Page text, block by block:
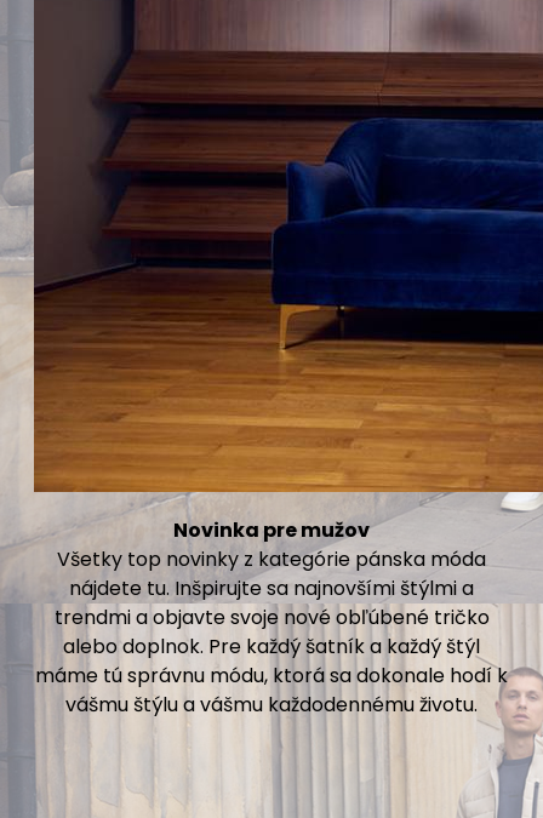
Novinka pre mužov
Všetky top novinky z kategórie pánska móda
nájdete tu. Inšpirujte sa najnovšími štýlmi a
trendmi a objavte svoje nové obľúbené tričko
alebo doplnok. Pre každý šatník a každý štýl
máme tú správnu módu, ktorá sa dokonale hodí k
vášmu štýlu a vášmu každodennému životu.